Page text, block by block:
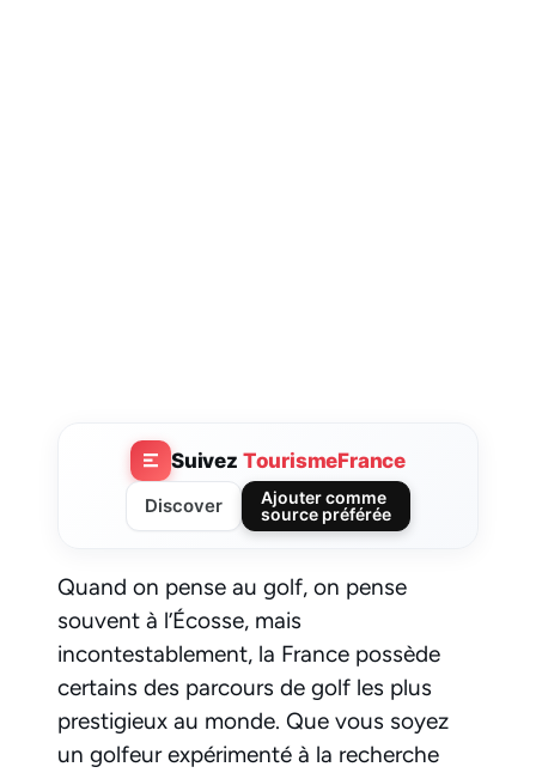
Suivez TourismeFrance
Discover
Ajouter comme
source préférée
Quand on pense au golf, on pense
souvent à l’Écosse, mais
incontestablement, la France possède
certains des parcours de golf les plus
prestigieux au monde. Que vous soyez
un golfeur expérimenté à la recherche